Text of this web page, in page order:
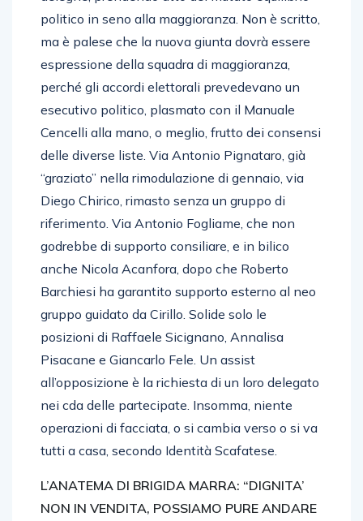
politico in seno alla maggioranza. Non è scritto,
ma è palese che la nuova giunta dovrà essere
espressione della squadra di maggioranza,
perché gli accordi elettorali prevedevano un
esecutivo politico, plasmato con il Manuale
Cencelli alla mano, o meglio, frutto dei consensi
delle diverse liste. Via Antonio Pignataro, già
“graziato” nella rimodulazione di gennaio, via
Diego Chirico, rimasto senza un gruppo di
riferimento. Via Antonio Fogliame, che non
godrebbe di supporto consiliare, e in bilico
anche Nicola Acanfora, dopo che Roberto
Barchiesi ha garantito supporto esterno al neo
gruppo guidato da Cirillo. Solide solo le
posizioni di Raffaele Sicignano, Annalisa
Pisacane e Giancarlo Fele. Un assist
all’opposizione è la richiesta di un loro delegato
nei cda delle partecipate. Insomma, niente
operazioni di facciata, o si cambia verso o si va
tutti a casa, secondo Identità Scafatese.
L’ANATEMA DI BRIGIDA MARRA: “DIGNITA’
NON IN VENDITA, POSSIAMO PURE ANDARE